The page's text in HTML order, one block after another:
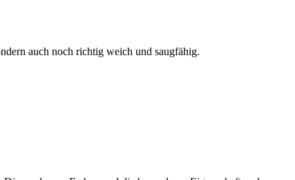
auch noch richtig weich und saugfähig.